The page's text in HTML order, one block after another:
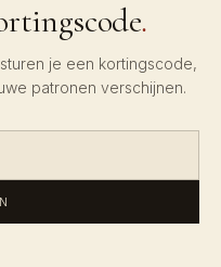
.
je een kortingscode,
patronen verschijnen.